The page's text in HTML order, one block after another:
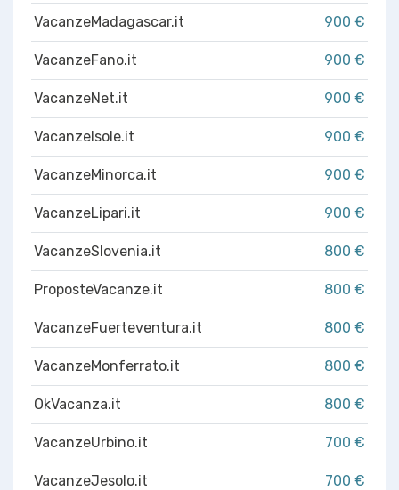
VacanzeMadagascar.it 900 €
VacanzeFano.it 900 €
VacanzeNet.it 900 €
VacanzeIsole.it 900 €
VacanzeMinorca.it 900 €
VacanzeLipari.it 900 €
VacanzeSlovenia.it 800 €
ProposteVacanze.it 800 €
VacanzeFuerteventura.it 800 €
VacanzeMonferrato.it 800 €
OkVacanza.it 800 €
VacanzeUrbino.it 700 €
VacanzeJesolo.it 700 €